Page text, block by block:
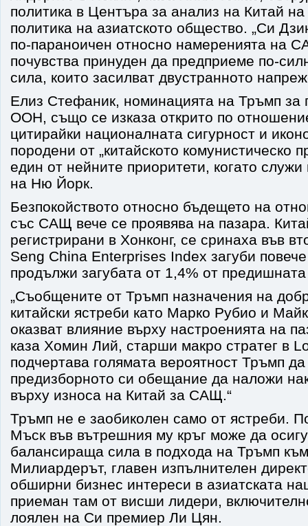
политика в Центъра за анализ на Китай на
политика на азиатското общество. „Си
по-параноичен относно намеренията на
почувства принуден да предприеме по-
сила, които засилват двустранното
Елиз Стефаник, номинацията на Тръмп
ООН, също се изказа открито по
цитирайки националната сигурност и
породени от „китайското комунистическо
един от нейните приоритети, когато служи
на Ню Йорк.
Безпокойството относно бъдещето на
със САЩ вече се проявява на пазара.
регистрирани в Хонконг, се сринаха във
Seng China Enterprises Index загуби
продължи загубата от 1,4% от
„Съобщените от Тръмп назначения на
китайски ястреби като Марко Рубио и
оказват влияние върху настроенията на
каза Хомин Лий, старши макро стратег в
подчертава голямата вероятност Тръмп
предизборното си обещание да наложи
върху износа на Китай за САЩ.“
Тръмп не е заобиколен само от ястреби.
Мъск във вътрешния му кръг може да
балансираща сила в подхода на Тръмп
Милиардерът, главен изпълнителен
обширни бизнес интереси в азиатската
приеман там от висши лидери,
лоялен на Си премиер Ли Цян.